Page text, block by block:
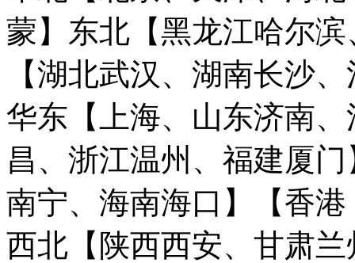
蒙】 东北【黑龙江哈尔
【湖北武汉、湖南长沙
华东【上海、山东济南
昌、浙江温州、福建厦门
南宁、海南海口】
【香
西北【陕西西安、甘肃